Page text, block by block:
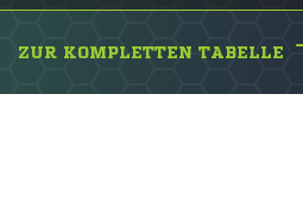
ZUR KOMPLETTEN TABELLE